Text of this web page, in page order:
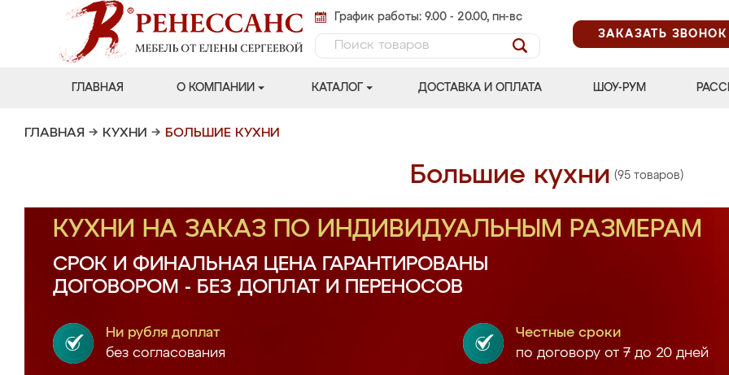
График работы: 9.00 - 20.00, пн-вс
ЗАКАЗАТЬ ЗВОНОК
ГЛАВНАЯ О КОМПАНИИ КАТАЛОГ ДОСТАВКА И ОПЛАТА ШОУ-РУМ
ГЛАВНАЯ → КУХНИ → БОЛЬШИЕ КУХНИ
Большие кухни (95 товаров)
КУХНИ НА ЗАКАЗ ПО ИНДИВИДУАЛЬНЫМ РАЗМЕРАМ
СРОК И ФИНАЛЬНАЯ ЦЕНА ГАРАНТИРОВАНЫ
ДОГОВОРОМ - БЕЗ ДОПЛАТ И ПЕРЕНОСОВ
Ни рубля доплат
без согласования
Честные сроки
по договору от 7 до 20 дней